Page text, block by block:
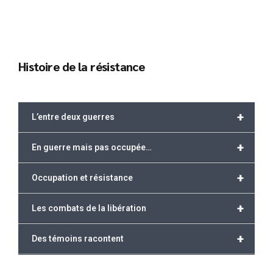
Histoire de la résistance
+
L’entre deux guerres
+
En guerre mais pas occupée…
+
Occupation et résistance
+
Les combats de la libération
+
Des témoins racontent